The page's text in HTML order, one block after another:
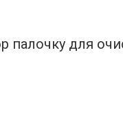
палочку для